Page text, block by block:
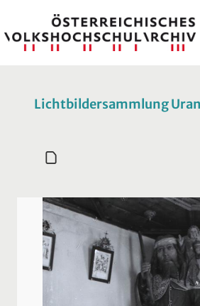
Lichtbildersammlung